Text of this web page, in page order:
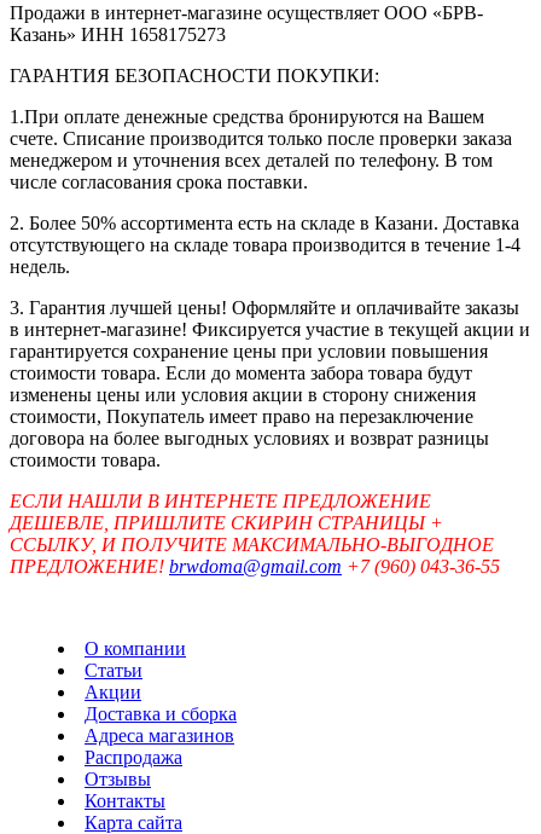
Продажи в интернет-магазине осуществляет ООО «БРВ-
Казань» ИНН 1658175273
ГАРАНТИЯ БЕЗОПАСНОСТИ ПОКУПКИ:
1.При оплате денежные средства бронируются на Вашем
счете. Списание производится только после проверки заказа
менеджером и уточнения всех деталей по телефону. В том
числе согласования срока поставки.
2. Более 50% ассортимента есть на складе в Казани. Доставка
отсутствующего на складе товара производится в течение 1-4
недель.
3. Гарантия лучшей цены! Оформляйте и оплачивайте заказы
в интернет-магазине! Фиксируется участие в текущей акции и
гарантируется сохранение цены при условии повышения
стоимости товара. Если до момента забора товара будут
изменены цены или условия акции в сторону снижения
стоимости, Покупатель имеет право на перезаключение
договора на более выгодных условиях и возврат разницы
стоимости товара.
ЕСЛИ НАШЛИ В ИНТЕРНЕТЕ ПРЕДЛОЖЕНИЕ
ДЕШЕВЛЕ, ПРИШЛИТЕ СКИРИН СТРАНИЦЫ +
ССЫЛКУ, И ПОЛУЧИТЕ МАКСИМАЛЬНО-ВЫГОДНОЕ
ПРЕДЛОЖЕНИЕ! brwdoma@gmail.com +7 (960) 043-36-55
О компании
Статьи
Акции
Доставка и сборка
Адреса магазинов
Распродажа
Отзывы
Контакты
Карта сайта